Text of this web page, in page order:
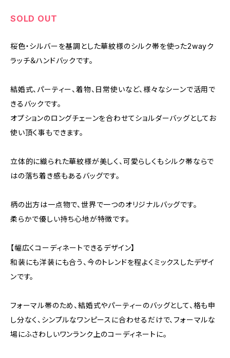
SOLD OUT
桜色・シルバーを基調とした華紋様のシルク帯を使った2wayク
ラッチ＆ハンドバックです。
結婚式、パーティー、着物、日常使いなど、様々なシーンで活用で
きるバックです。
オプションのロングチェーンを合わせてショルダーバッグとしてお
使い頂く事もできます。
立体的に織られた華紋様が美しく、可愛らしくもシルク帯ならで
はの落ち着き感もあるバッグです。
柄の出方は一点物で、世界で一つのオリジナルバッグです。
柔らかで優しい持ち心地が特徴です。
【幅広くコーディネートできるデザイン】
和装にも洋装にも合う、今のトレンドを程よくミックスしたデザイ
ンです。
フォーマル帯のため、結婚式やパーティーのバッグとして、格も申
し分なく、シンプルなワンピースに合わせるだけで、フォーマルな
場にふさわしいワンランク上のコーディネートに。